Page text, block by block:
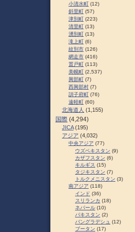
小清水町 (12)
斜里町 (57)
津別町 (223)
清里町 (13)
湧別町 (13)
滝上町 (6)
紋別市 (126)
網走市 (416)
置戸町 (113)
美幌町 (2,537)
興部町 (7)
西興部村 (7)
訓子府町 (76)
遠軽町 (60)
北海道人 (1,155)
国際 (4,294)
JICA(195)
アジア (4,032)
中央アジア (77)
ウズベキスタン (9)
カザフスタン (6)
キルギス (15)
タジキスタン (7)
トルクメニスタン (3)
南アジア (118)
インド (36)
スリランカ (18)
ネパール (10)
パキスタン (2)
バングラデシュ (12)
ブータン (17)